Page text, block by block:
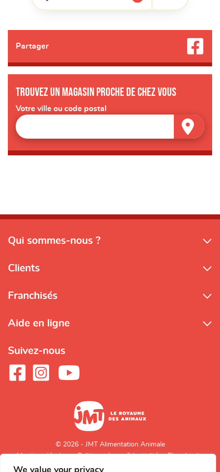
We value your privacy
Partager
Trouvez un magasin proche de chez vous
Votre ville ou code postal
Qui sommes-nous ?
Clients
Franchisés
Aide en ligne
Suivez-nous
© 2026 - JMT Alimentation Animale
Mentions légales
Politique de confidentialité Plan du site